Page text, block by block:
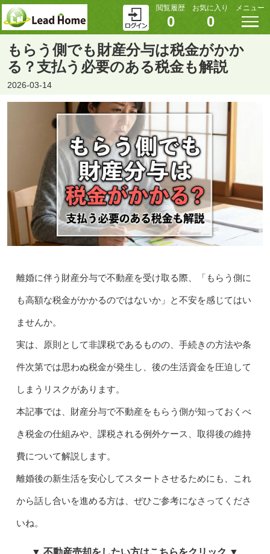
閲覧履歴
0
お気に入り
0
メニュー
もらう側でも財産分与は税金がかか
る？支払う必要のある税金も解説
2026-03-14
離婚に伴う財産分与で不動産を受け取る際、「もらう側に
も高額な税金がかかるのではないか」と不安を感じてはい
ませんか。
実は、原則として非課税であるものの、手続きの方法や条
件次第では思わぬ税金が発生し、後の生活資金を圧迫して
しまうリスクがあります。
本記事では、財産分与で不動産をもらう側が知っておくべ
き税金の仕組みや、課税される例外ケース、取得後の維持
費について解説します。
離婚後の新生活を安心してスタートさせるためにも、これ
から話し合いを進める方は、ぜひご参考になさってくださ
いね。
▼ 不動産売却をしたい方はこちらをクリック ▼